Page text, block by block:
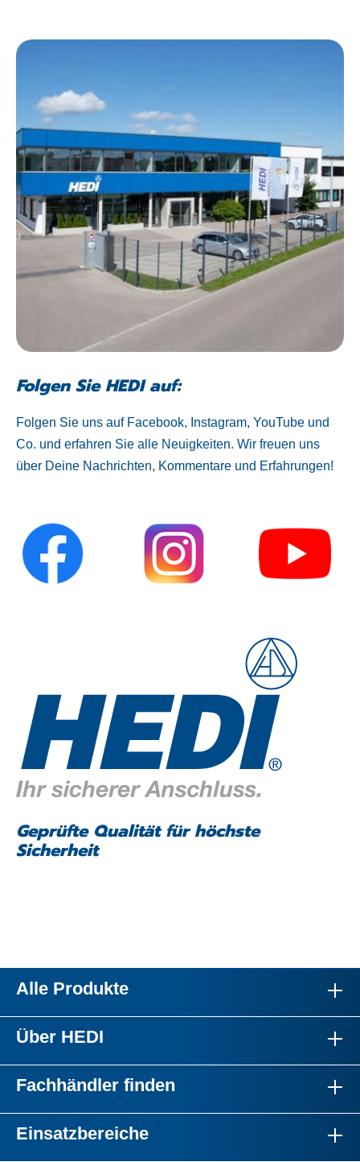
Folgen Sie HEDI auf:
Folgen Sie uns auf Facebook, Instagram, YouTube und
Co. und erfahren Sie alle Neuigkeiten. Wir freuen uns
über Deine Nachrichten, Kommentare und Erfahrungen!
Geprüfte Qualität für höchste
Sicherheit
Alle Produkte
Über HEDI
Fachhändler finden
Einsatzbereiche